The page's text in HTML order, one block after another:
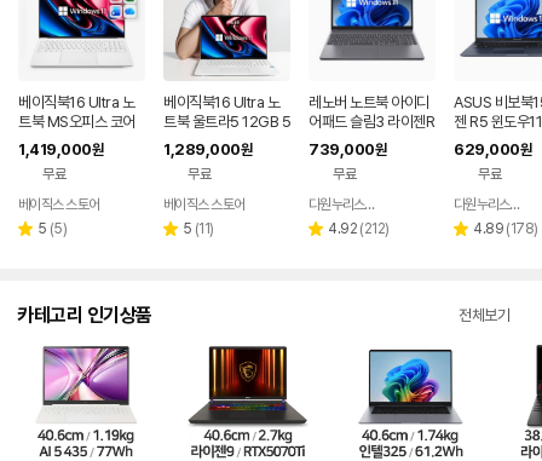
베이직북16 Ultra 노
트북 MS오피스 코어
울트라5 사무용 업무
용 게이밍
1,419,000원
무료
베이직스 스토어
별 5 리
(5)
베이직북16 Ultra 노
트북 울트라5 12GB 5
12GB 윈도우11 사무
용 업무용 게이밍
1,289,000원
무료
베이직스 스토어
별 5 리
(11)
레노버 노트북 아이디
어패드 슬림3 라이젠R
5 8GB 256GB 윈도
우11
739,000원
무료
페이
다원누리스토어
별 4.92 리
(212)
ASUS 비보북
젠 R5 윈도우
근무 싼 노트북
629,000원
무료
다원누리스토어
별 4.89 리
(178)
카테고리 인기상품 전체보기